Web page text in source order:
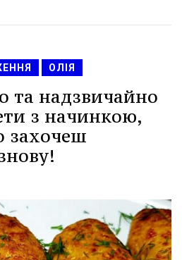
ОЛІЯ
та надзвичайно
з начинкою,
захочеш